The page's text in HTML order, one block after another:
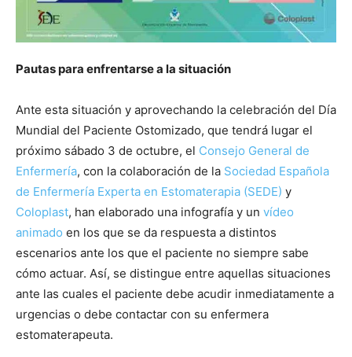
Pautas para enfrentarse a la situación
Ante esta situación y aprovechando la celebración del Día
Mundial del Paciente Ostomizado, que tendrá lugar el
próximo sábado 3 de octubre, el Consejo General de
Enfermería, con la colaboración de la Sociedad Española
de Enfermería Experta en Estomaterapia (SEDE) y
Coloplast, han elaborado una infografía y un vídeo
animado en los que se da respuesta a distintos
escenarios ante los que el paciente no siempre sabe
cómo actuar. Así, se distingue entre aquellas situaciones
ante las cuales el paciente debe acudir inmediatamente a
urgencias o debe contactar con su enfermera
estomaterapeuta.